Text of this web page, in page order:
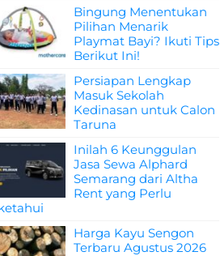
Bingung Menentukan
Pilihan Menarik
Playmat Bayi? Ikuti Tips
Berikut Ini!
Persiapan Lengkap
Masuk Sekolah
Kedinasan untuk Calon
Taruna
Inilah 6 Keunggulan
Jasa Sewa Alphard
Semarang dari Altha
Rent yang Perlu
Harga Kayu Sengon
Terbaru Agustus 2026